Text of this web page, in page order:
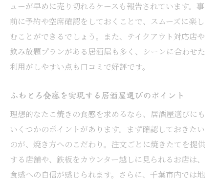
ューが早めに売り切れるケースも報告されています。事
前に予約や空席確認をしておくことで、スムーズに楽し
むことができるでしょう。また、テイクアウト対応店や
飲み放題プランがある居酒屋も多く、シーンに合わせた
利用がしやすい点も口コミで好評です。
ふわとろ食感を実現する居酒屋選びのポイント
理想的なたこ焼きの食感を求めるなら、居酒屋選びにも
いくつかのポイントがあります。まず確認しておきたい
のが、焼き方へのこだわり。注文ごとに焼きたてを提供
する店舗や、鉄板をカウンター越しに見られるお店は、
食感への自信が感じられます。さらに、千葉市内では地